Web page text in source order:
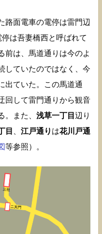
路面電車の電停は雷門辺
は吾妻橋西と呼ばれて
前は、馬道通りは今のよ
していたのではなく、今
出ていた。この馬道通
回して雷門通りから観音
。また、 浅草一丁目 辺り
目 江戸通り は花川戸通
等参照）。